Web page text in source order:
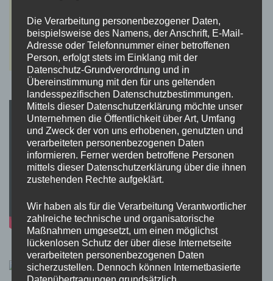
Die Verarbeitung personenbezogener Daten,
beispielsweise des Namens, der Anschrift, E-Mail-
Adresse oder Telefonnummer einer betroffenen
Person, erfolgt stets im Einklang mit der
Datenschutz-Grundverordnung und in
Übereinstimmung mit den für uns geltenden
landesspezifischen Datenschutzbestimmungen.
Mittels dieser Datenschutzerklärung möchte unser
Unternehmen die Öffentlichkeit über Art, Umfang
und Zweck der von uns erhobenen, genutzten und
verarbeiteten personenbezogenen Daten
informieren. Ferner werden betroffene Personen
mittels dieser Datenschutzerklärung über die ihnen
zustehenden Rechte aufgeklärt.
Wir haben als für die Verarbeitung Verantwortlicher
zahlreiche technische und organisatorische
Maßnahmen umgesetzt, um einen möglichst
lückenlosen Schutz der über diese Internetseite
verarbeiteten personenbezogenen Daten
sicherzustellen. Dennoch können Internetbasierte